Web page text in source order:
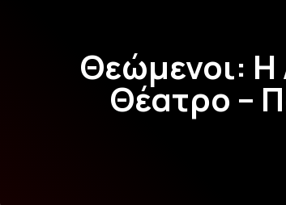
Θεώμενοι: Η
Θέατρο –